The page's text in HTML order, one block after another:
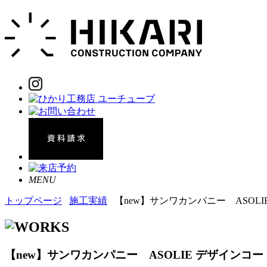
MENU
トップページ 施工実績 【new】サンワカンパニー
【new】サンワカンパニー ASOLIE デザインコー